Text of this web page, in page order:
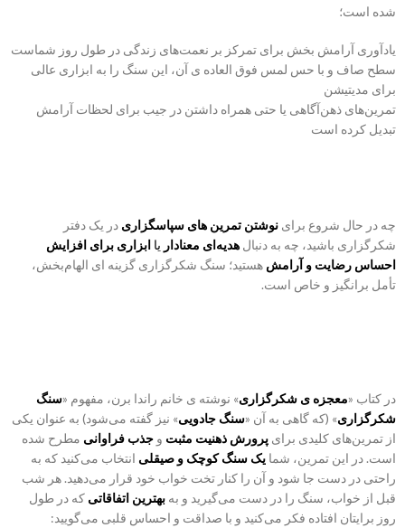
شده است؛
یادآوری آرامش بخش برای تمرکز بر نعمت‌های زندگی در طول روز شماست
سطح صاف و با حس لمس فوق العاده ی آن، این سنگ را به ابزاری عالی
برای مدیتیشن
تمرین‌های ذهن‌آگاهی یا حتی همراه داشتن در جیب برای لحظات آرامش
تبدیل کرده است
چه در حال شروع برای نوشتن تمرین های سپاسگزاری در یک دفتر
شکرگزاری باشید، چه به دنبال هدیه‌ای معنادار یا ابزاری برای افزایش
احساس رضایت و آرامش هستید؛ سنگ شکرگزاری گزینه ای الهام‌بخش،
تأمل برانگیز و خاص است.
در کتاب «معجزه ی شکرگزاری» نوشته ی خانم راندا برن، مفهوم «سنگ
شکرگزاری» (که گاهی به آن «سنگ جادویی» نیز گفته می‌شود) به عنوان یکی
از تمرین‌های کلیدی برای پرورش ذهنیت مثبت و جذب فراوانی مطرح شده
است. در این تمرین، شما یک سنگ کوچک و صیقلی انتخاب می‌کنید که به
راحتی در دست جا شود و آن را کنار تخت خواب خود قرار می‌دهید. هر شب
قبل از خواب، سنگ را در دست می‌گیرید و به بهترین اتفاقاتی که در طول
روز برایتان افتاده فکر می‌کنید و با صداقت و احساس قلبی می‌گویید: